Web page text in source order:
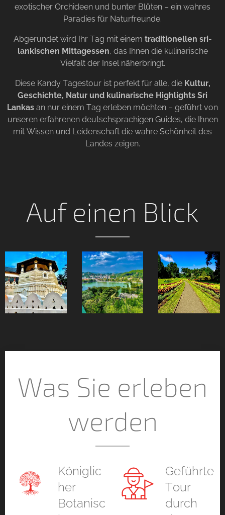
exotischer Orchideen und bunter Blüten – ein wahres
Paradies für Naturfreunde.
Abgerundet wird Ihr Tag mit einem traditionellen sri-
lankischen Mittagessen, das Ihnen die kulinarische
Vielfalt der Insel näherbringt.
Diese Kandy Tagestour ist perfekt für alle, die Kultur,
Geschichte, Natur und kulinarische Highlights Sri
Lankas an nur einem Tag erleben möchten – geführt von
unseren erfahrenen deutschsprachigen Guides, die Ihnen
mit Wissen und Leidenschaft die wahre Schönheit des
Landes zeigen.
Auf einen Blick
Was Sie erleben
werden
Königlic
her
Botanisc
Geführte
Tour
durch